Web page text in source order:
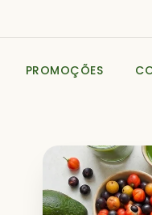
PROMOÇÕES